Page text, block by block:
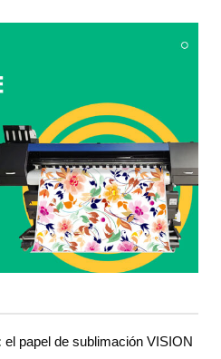
el papel de sublimación VISION